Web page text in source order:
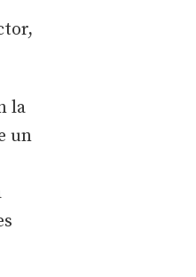
la
un